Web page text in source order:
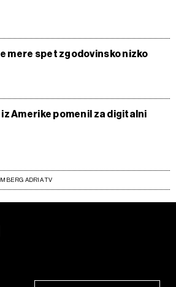
mere spet zgodovinsko nizko
Amerike pomenil za digitalni
ADRIA TV